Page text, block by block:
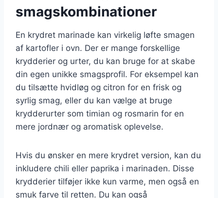
smagskombinationer
En krydret marinade kan virkelig løfte smagen
af kartofler i ovn. Der er mange forskellige
krydderier og urter, du kan bruge for at skabe
din egen unikke smagsprofil. For eksempel kan
du tilsætte hvidløg og citron for en frisk og
syrlig smag, eller du kan vælge at bruge
krydderurter som timian og rosmarin for en
mere jordnær og aromatisk oplevelse.
Hvis du ønsker en mere krydret version, kan du
inkludere chili eller paprika i marinaden. Disse
krydderier tilføjer ikke kun varme, men også en
smuk farve til retten. Du kan også